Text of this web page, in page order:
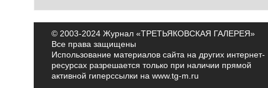
© 2003-2024 Журнал «ТРЕТЬЯКОВСКАЯ ГАЛЕРЕЯ»
Все права защищены
Использование материалов сайта на других интернет-
ресурсах разрешается только при наличии прямой
активной гиперссылки на www.tg-m.ru